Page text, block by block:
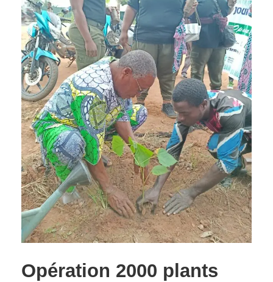
Opération 2000 plants